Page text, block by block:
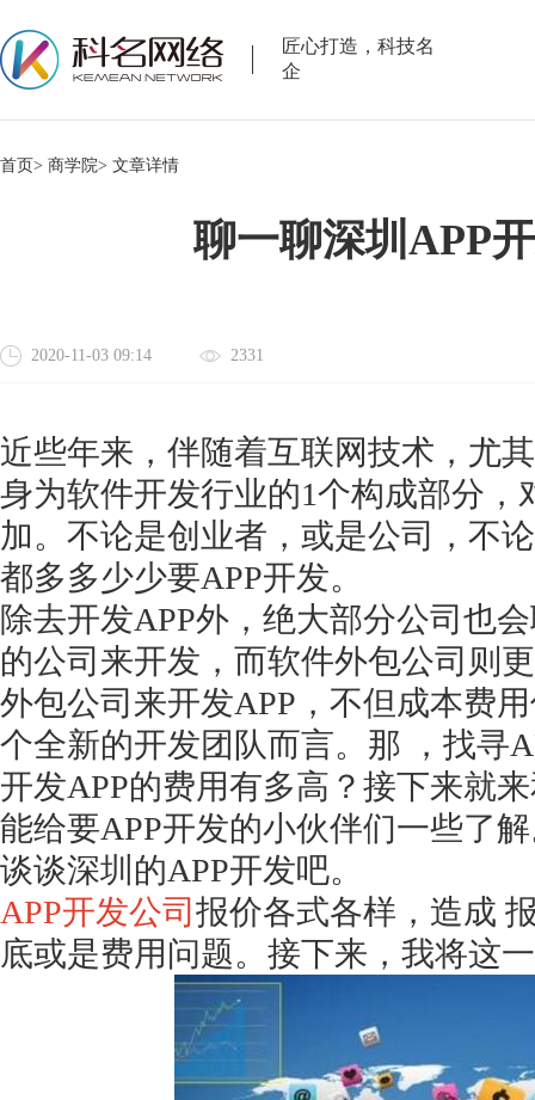
匠心打造，科技名
企
首页> 商学院> 文章详情
聊一聊深圳APP
2020-11-03 09:14 2331
近些年来，伴随着互联网技术，尤
身为软件开发行业的1个构成部分，
加。不论是创业者，或是公司，不
都多多少少要APP开发。
除去开发APP外，绝大部分公司也
的公司来开发，而软件外包公司则
外包公司来开发APP，不但成本费
个全新的开发团队而言。那 ，找寻
开发APP的费用有多高？接下来就
能给要APP开发的小伙伴们一些了
谈谈深圳的APP开发吧。
APP开发公司报价各式各样，造成
底或是费用问题。接下来，我将这